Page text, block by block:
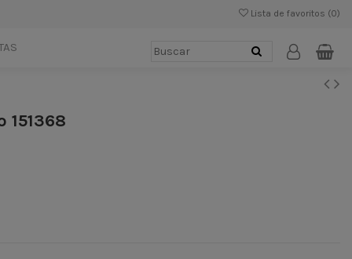
Lista de favoritos (0)
151368